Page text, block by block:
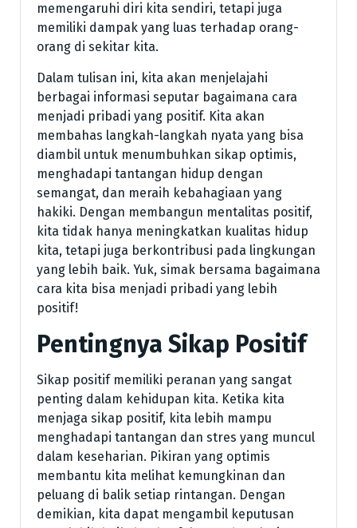
memengaruhi diri kita sendiri, tetapi juga
memiliki dampak yang luas terhadap orang-
orang di sekitar kita.
Dalam tulisan ini, kita akan menjelajahi
berbagai informasi seputar bagaimana cara
menjadi pribadi yang positif. Kita akan
membahas langkah-langkah nyata yang bisa
diambil untuk menumbuhkan sikap optimis,
menghadapi tantangan hidup dengan
semangat, dan meraih kebahagiaan yang
hakiki. Dengan membangun mentalitas positif,
kita tidak hanya meningkatkan kualitas hidup
kita, tetapi juga berkontribusi pada lingkungan
yang lebih baik. Yuk, simak bersama bagaimana
cara kita bisa menjadi pribadi yang lebih
positif!
Pentingnya Sikap Positif
Sikap positif memiliki peranan yang sangat
penting dalam kehidupan kita. Ketika kita
menjaga sikap positif, kita lebih mampu
menghadapi tantangan dan stres yang muncul
dalam keseharian. Pikiran yang optimis
membantu kita melihat kemungkinan dan
peluang di balik setiap rintangan. Dengan
demikian, kita dapat mengambil keputusan